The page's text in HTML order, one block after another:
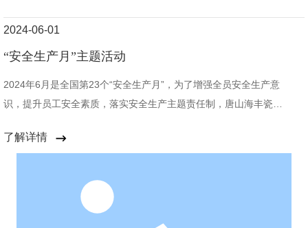
2024-06-01
“安全生产月”主题活动
2024年6月是全国第23个“安全生产月”，为了增强全员安全生产意
识，提升员工安全素质，落实安全生产主题责任制，唐山海丰瓷业
了解详情